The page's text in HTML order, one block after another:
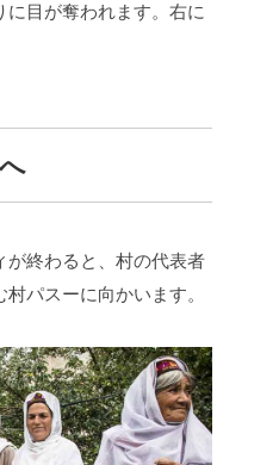
目が奪われます。右に
が終わると、村の代表者
パスーに向かいます。